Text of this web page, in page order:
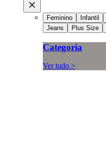
Feminino Infantil
Jeans
Plus Size
Categoria
Ver tudo >